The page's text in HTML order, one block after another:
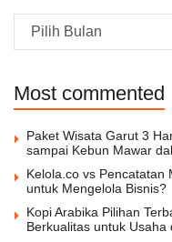
Archive
Most commented
Paket Wisata Garut 3
sampai Kebun Mawar
Kelola.co vs Pencatatan
untuk Mengelola Bisnis?
Kopi Arabika Pilihan
Berkualitas untuk Usaha